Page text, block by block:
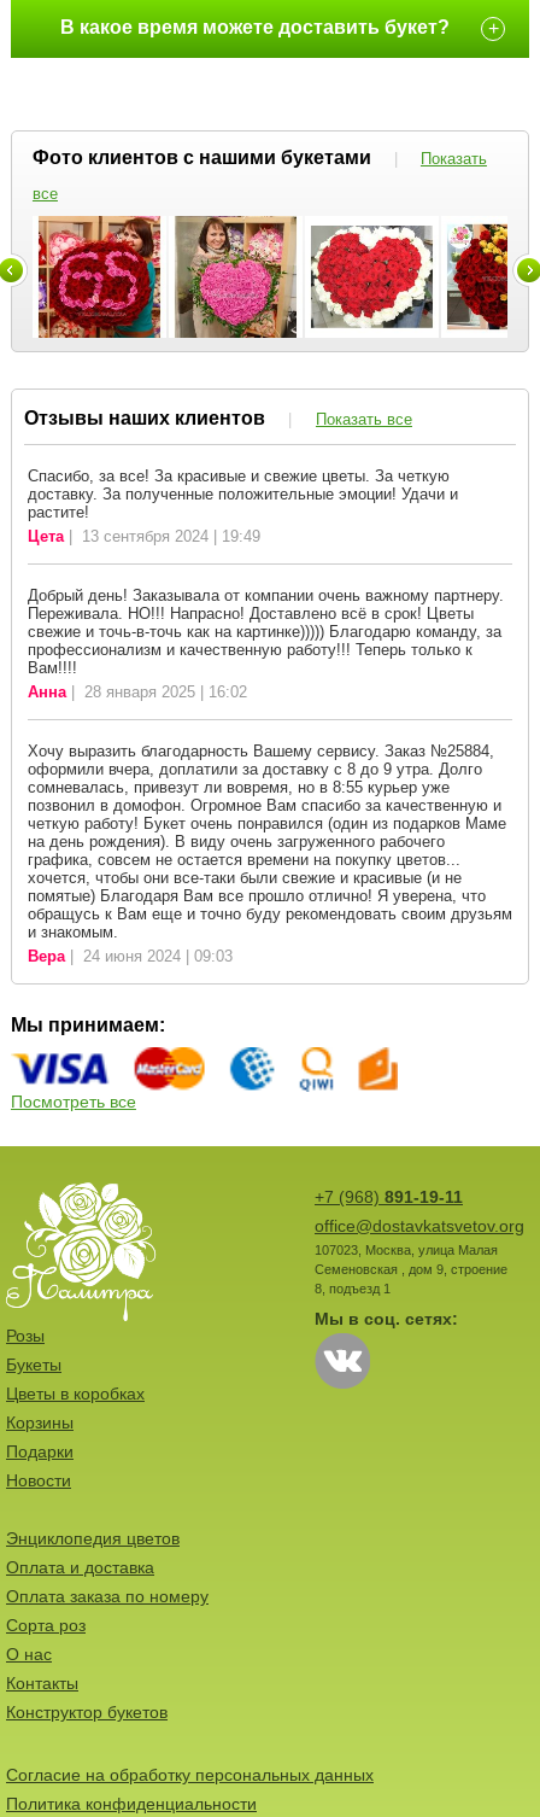
В какое время можете доставить букет? +
Фото клиентов с нашими букетами |
Показать
все
Отзывы наших клиентов | Показать все
Спасибо, за все! За красивые и свежие цветы. За четкую
доставку. За полученные положительные эмоции! Удачи и
растите!
Цета| 13 сентября 2024 | 19:49
Добрый день! Заказывала от компании очень важному партнеру.
Переживала. НО!!! Напрасно! Доставлено всё в срок! Цветы
свежие и точь-в-точь как на картинке))))) Благодарю команду, за
профессионализм и качественную работу!!! Теперь только к
Вам!!!!
Анна| 28 января 2025 | 16:02
Хочу выразить благодарность Вашему сервису. Заказ №25884,
оформили вчера, доплатили за доставку с 8 до 9 утра. Долго
сомневалась, привезут ли вовремя, но в 8:55 курьер уже
позвонил в домофон. Огромное Вам спасибо за качественную и
четкую работу! Букет очень понравился (один из подарков Маме
на день рождения). В виду очень загруженного рабочего
графика, совсем не остается времени на покупку цветов...
хочется, чтобы они все-таки были свежие и красивые (и не
помятые) Благодаря Вам все прошло отлично! Я уверена, что
обращусь к Вам еще и точно буду рекомендовать своим друзьям
и знакомым.
Вера| 24 июня 2024 | 09:03
Мы принимаем:
Посмотреть все
+7 (968) 891-19-11
office@dostavkatsvetov.org
107023, Москва, улица Малая
Семеновская , дом 9, строение
8, подъезд 1
Мы в соц. сетях:
Розы
Букеты
Цветы в коробках
Корзины
Подарки
Новости
Энциклопедия цветов
Оплата и доставка
Оплата заказа по номеру
Сорта роз
О нас
Контакты
Конструктор букетов
Согласие на обработку персональных данных
Политика конфиденциальности